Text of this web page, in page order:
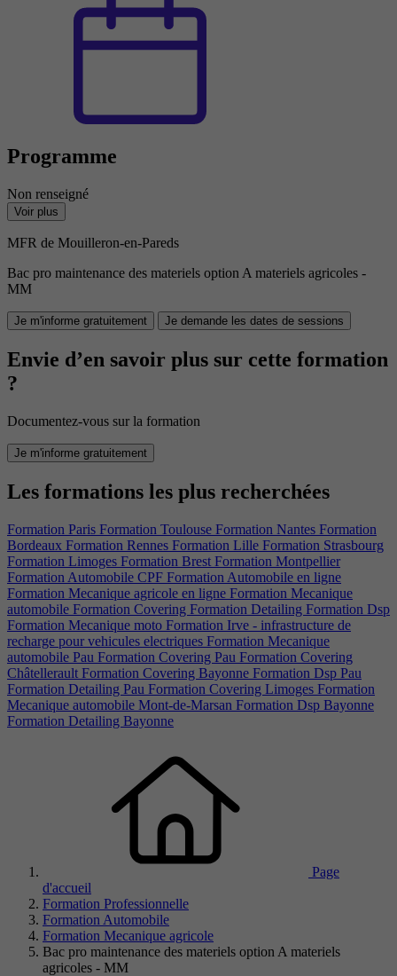
Programme
Non renseigné
Voir plus
MFR de Mouilleron-en-Pareds
Bac pro maintenance des materiels option A materiels agricoles -
MM
Je m'informe gratuitement Je demande les dates de sessions
Envie d’en savoir plus sur cette formation
?
Documentez-vous sur la formation
Je m'informe gratuitement
Les formations les plus recherchées
Formation Paris Formation Toulouse Formation Nantes Formation
Bordeaux Formation Rennes Formation Lille Formation Strasbourg
Formation Limoges Formation Brest Formation Montpellier
Formation Automobile CPF Formation Automobile en ligne
Formation Mecanique agricole en ligne Formation Mecanique
automobile Formation Covering Formation Detailing Formation Dsp
Formation Mecanique moto Formation Irve - infrastructure de
recharge pour vehicules electriques Formation Mecanique
automobile Pau Formation Covering Pau Formation Covering
Châtellerault Formation Covering Bayonne Formation Dsp Pau
Formation Detailing Pau Formation Covering Limoges Formation
Mecanique automobile Mont-de-Marsan Formation Dsp Bayonne
Formation Detailing Bayonne
Page
d'accueil
Formation Professionnelle
Formation Automobile
Formation Mecanique agricole
Bac pro maintenance des materiels option A materiels
agricoles - MM